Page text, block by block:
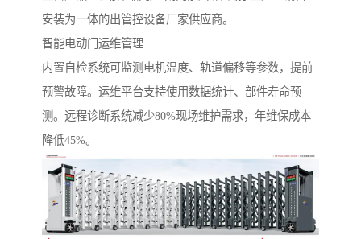
安装为一体的出管控设备厂家供应商。
智能电动门运维管理‌
内置自检系统可监测电机温度、轨道偏移等参数，提前
预警故障。运维平台支持使用数据统计、部件寿命预
测。远程诊断系统减少80%现场维护需求，年维保成本
降低45%。